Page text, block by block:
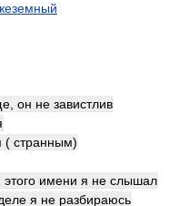
он не завистлив
( странным)
этого имени я не слышал
я не разбираюсь